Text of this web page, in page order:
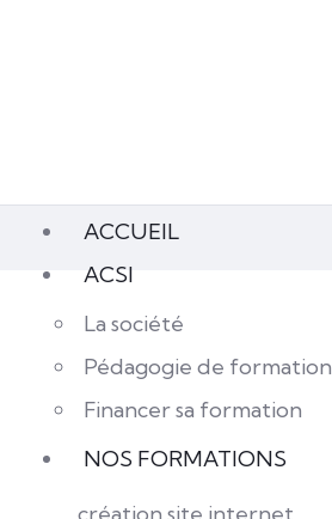
ACCUEIL
ACSI
La société
Pédagogie de formation
Financer sa formation
NOS FORMATIONS